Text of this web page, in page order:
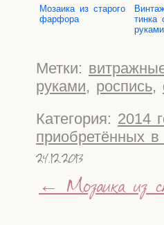
Моза­и­ка из ста­ро­го
фарфора
тин­ка
Метки:
руками, роспись,
Категория: 2014
приобретённых
24.12.2013
←Мозаика из